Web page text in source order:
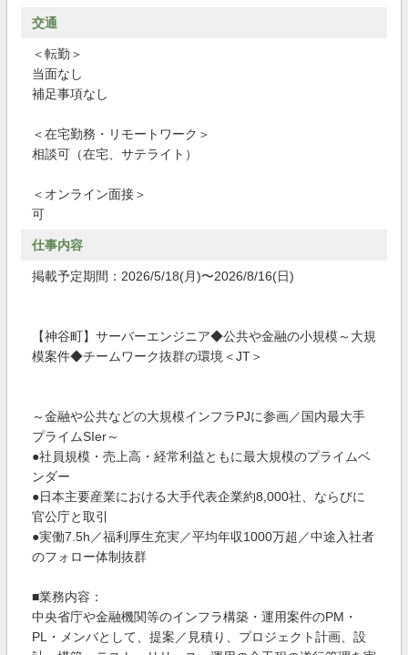
交通
＜転勤＞
当面なし
補足事項なし
＜在宅勤務・リモートワーク＞
相談可（在宅、サテライト）
＜オンライン面接＞
可
仕事内容
掲載予定期間：2026/5/18(月)〜2026/8/16(日)
【神谷町】サーバーエンジニア◆公共や金融の小規模～大規
模案件◆チームワーク抜群の環境＜JT＞
～金融や公共などの大規模インフラPJに参画／国内最大手
プライムSIer～
●社員規模・売上高・経常利益ともに最大規模のプライムベ
ンダー
●日本主要産業における大手代表企業約8,000社、ならびに
官公庁と取引
●実働7.5h／福利厚生充実／平均年収1000万超／中途入社者
のフォロー体制抜群
■業務内容：
中央省庁や金融機関等のインフラ構築・運用案件のPM・
PL・メンバとして、提案／見積り、プロジェクト計画、設